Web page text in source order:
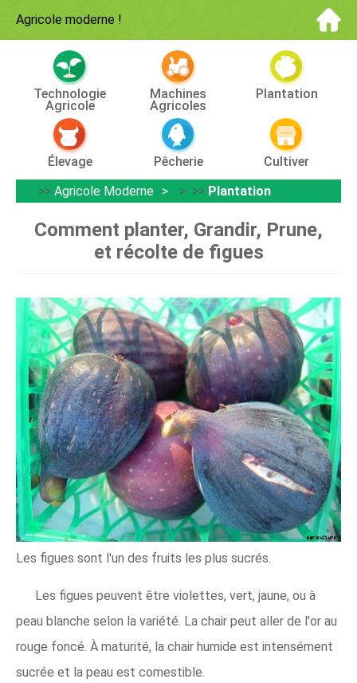
Agricole moderne !
Technologie
Agricole
Machines
Agricoles
Plantation
Élevage Pêcherie
Cultiver
>> Agricole Moderne > >> Plantation
Comment planter, Grandir, Prune,
et récolte de figues
Les figues sont l'un des fruits les plus sucrés.
Les figues peuvent être violettes, vert, jaune, ou à
peau blanche selon la variété. La chair peut aller de l'or au
rouge foncé. À maturité, la chair humide est intensément
sucrée et la peau est comestible.